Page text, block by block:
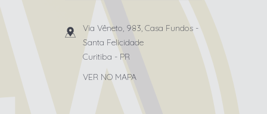
Via Vêneto, 983, Casa Fundos -
Santa Felicidade
Curitiba - PR
VER NO MAPA